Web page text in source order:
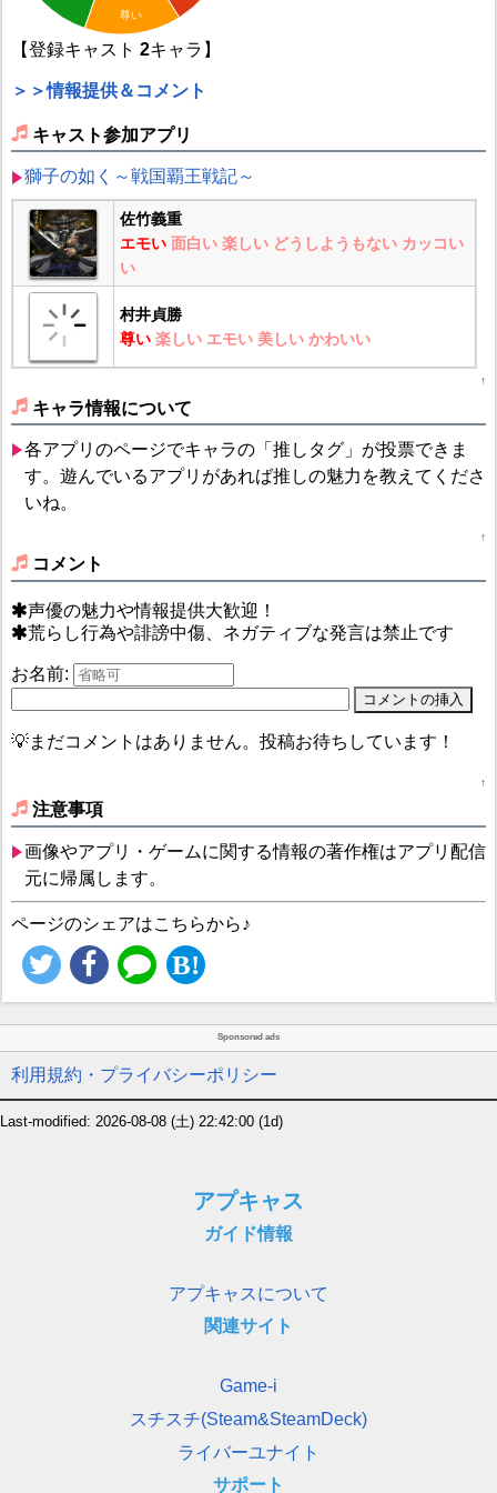
尊い
【登録キャスト 2キャラ】
＞＞情報提供＆コメント
キャスト参加アプリ
獅子の如く～戦国覇王戦記～
佐竹義重
エモい 面白い 楽しい どうしようもない カッコい
い
村井貞勝
尊い 楽しい エモい 美しい かわいい
↑
キャラ情報について
各アプリのページでキャラの「推しタグ」が投票できま
す。遊んでいるアプリがあれば推しの魅力を教えてくださ
いね。
↑
コメント
声優の魅力や情報提供大歓迎！
荒らし行為や誹謗中傷、ネガティブな発言は禁止です
お名前:
💡まだコメントはありません。投稿お待ちしています！
↑
注意事項
画像やアプリ・ゲームに関する情報の著作権はアプリ配信
元に帰属します。
ページのシェアはこちらから♪
Sponsored ads
利用規約・プライバシーポリシー
Last-modified: 2026-08-08 (土) 22:42:00 (1d)
アプキャス
ガイド情報
アプキャスについて
関連サイト
Game-i
スチスチ(Steam&SteamDeck)
ライバーユナイト
サポート